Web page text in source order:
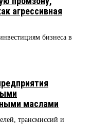
агрессивная
бизнеса в
маслами
трансмиссий и